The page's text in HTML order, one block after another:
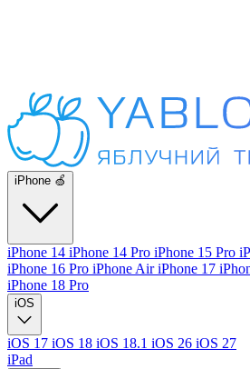
iPhone 🍏
iPhone 14 iPhone 14 Pro iPhone 15 Pro
iPhone 16 Pro iPhone AiriPhone 17
iPhone 18 Pro
iOS
iOS 17 iOS 18 iOS 18.1 iOS 26 iOS 27
iPad